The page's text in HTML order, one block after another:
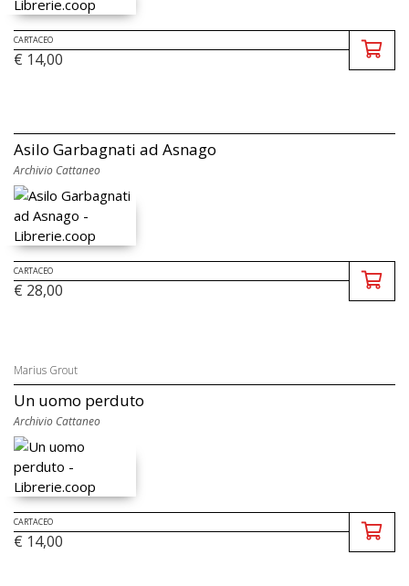
CARTACEO
€ 14,00
Asilo Garbagnati ad Asnago
Archivio Cattaneo
CARTACEO
€ 28,00
Marius Grout
Un uomo perduto
Archivio Cattaneo
CARTACEO
€ 14,00